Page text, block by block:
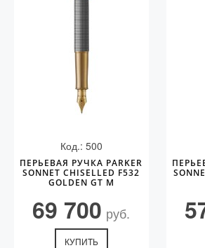
Код.: 500
ПЕРЬЕВАЯ РУЧКА PARKER
SONNET CHISELLED F532
GOLDEN GT M
69 700 руб.
КУПИТЬ